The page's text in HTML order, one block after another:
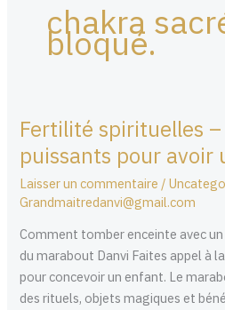
chakra
bloqué.
Fertilité spirituelles
puissants pour avoir
Laisser un commentaire /
Grandmaitredanvi@gmail.com
Comment tomber enceinte avec
du marabout Danvi Faites appel à
pour concevoir un enfant. Le
des rituels, objets magiques et
Fertilité
spirituelles
–
Rituels
puissants
pour
avoir
un
enfant